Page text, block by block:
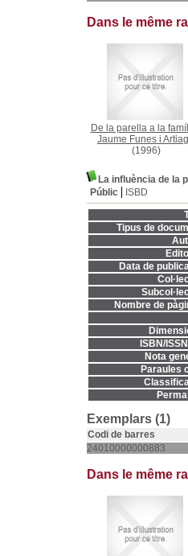
Dans le même
De la parella a la
Jaume Funes i
(1996)
La influència de la
Públic
ISBD
Tipus de
Data de
Nombre de
ISBN/
Nota
Paraules
Exemplars (1)
Codi de barres
24010000000883
Dans le même